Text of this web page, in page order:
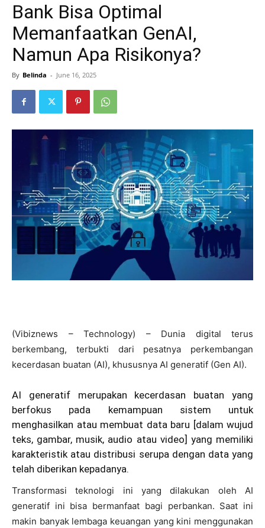
Bank Bisa Optimal
Memanfaatkan GenAI,
Namun Apa Risikonya?
By Belinda - June 16, 2025
(Vibiznews – Technology) – Dunia digital terus
berkembang, terbukti dari pesatnya perkembangan
kecerdasan buatan (AI), khususnya AI generatif (Gen AI).
AI generatif merupakan kecerdasan buatan yang
berfokus pada kemampuan sistem untuk
menghasilkan atau membuat data baru [dalam wujud
teks, gambar, musik, audio atau video] yang memiliki
karakteristik atau distribusi serupa dengan data yang
telah diberikan kepadanya.
Transformasi teknologi ini yang dilakukan oleh AI
generatif ini bisa bermanfaat bagi perbankan. Saat ini
makin banyak lembaga keuangan yang kini menggunakan